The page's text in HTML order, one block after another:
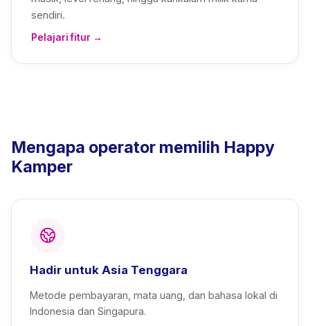
sendiri.
Pelajari fitur →
Mengapa operator memilih Happy
Kamper
Hadir untuk Asia Tenggara
Metode pembayaran, mata uang, dan bahasa lokal di
Indonesia dan Singapura.